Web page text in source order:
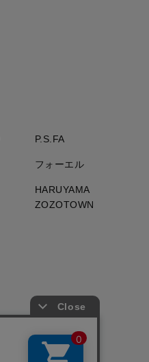
P.S.FA
フォーエル
HARUYAMA
ZOZOTOWN